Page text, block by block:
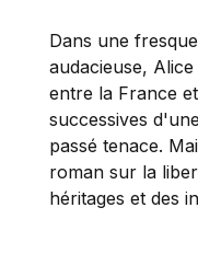
Dans une
audacieuse,
entre la France
successives
passé tenace.
roman sur la
héritages et des